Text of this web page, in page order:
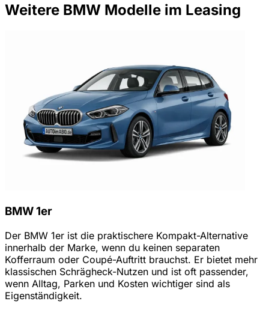
Weitere BMW Modelle im Leasing
BMW 1er
Der BMW 1er ist die praktischere Kompakt-Alternative
innerhalb der Marke, wenn du keinen separaten
Kofferraum oder Coupé-Auftritt brauchst. Er bietet mehr
klassischen Schrägheck-Nutzen und ist oft passender,
wenn Alltag, Parken und Kosten wichtiger sind als
Eigenständigkeit.